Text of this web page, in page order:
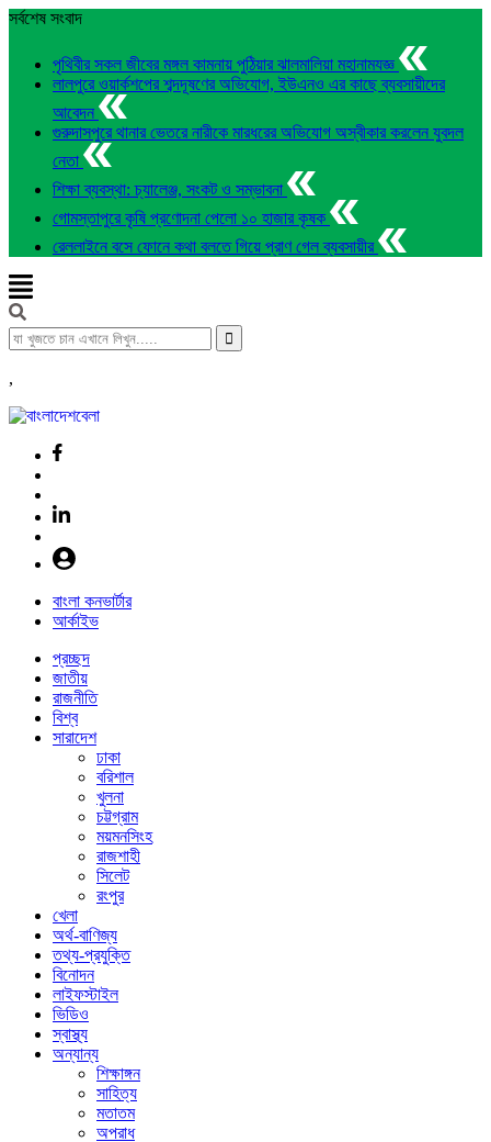
সর্বশেষ সংবাদ
পৃথিবীর সকল জীবের মঙ্গল কামনায় পুঠিয়ার ঝালমালিয়া মহানামযজ্ঞ
লালপুরে ওয়ার্কশপের শব্দদূষণের অভিযোগ, ইউএনও এর কাছে ব্যবসায়ীদের
আবেদন
গুরুদাসপুরে থানার ভেতরে নারীকে মারধরের অভিযোগ অস্বীকার করলেন যুবদল
নেতা
শিক্ষা ব্যবস্থা: চ্যালেঞ্জ, সংকট ও সম্ভাবনা
গোমস্তাপুরে কৃষি প্রণোদনা পেলো ১০ হাজার কৃষক
রেললাইনে বসে ফোনে কথা বলতে গিয়ে প্রাণ গেল ব্যবসায়ীর
,
বাংলা কনভার্টার
আর্কাইভ
প্রচ্ছদ
জাতীয়
রাজনীতি
বিশ্ব
সারাদেশ
ঢাকা
বরিশাল
খুলনা
চট্টগ্রাম
ময়মনসিংহ
রাজশাহী
সিলেট
রংপুর
খেলা
অর্থ-বাণিজ্য
তথ্য-প্রযুক্তি
বিনোদন
লাইফস্টাইল
ভিডিও
স্বাস্থ্য
অন্যান্য
শিক্ষাঙ্গন
সাহিত্য
মতাতম
অপরাধ